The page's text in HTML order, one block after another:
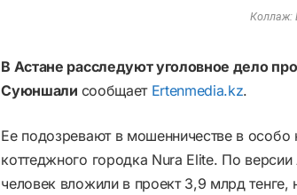
Коллаж:
В Астане расследуют уголовное дело
Суюншали сообщает Ertenmedia.kz.
Ее подозревают в мошенничестве в особо
коттеджного городка Nura Elite. По
человек вложили в проект 3,9 млрд тенге,